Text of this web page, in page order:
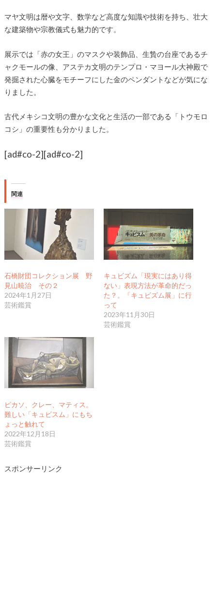
マヤ文明は暦や文字、数学など高度な知識や技術を持ち、壮大
な建築物や宗教儀式も魅力的です。
展示では「赤の女王」のマスクや装飾品、生贄の台座であるチ
ャクモールの像、アステカ文明のテンプロ・マヨール大神殿で
発掘された心臓をモチーフにした金のペンダントなどが気にな
りました。
古代メキシコ文明の豊かな文化と生活の一部である「トウモロ
コシ」の重要性も分かりました。
[ad#co-2][ad#co-2]
関連
石橋財団コレクション展 野
見山暁治 その２
2024年1月27日
芸術鑑賞
キュビズム「現実にはあり得
ない」表現方法が革命的だっ
た？。「キュビズム展」に行
って
2023年11月30日
芸術鑑賞
ピカソ、クレー、マティス。
難しい「キュビスム」にもち
ょっと触れて
2022年12月18日
芸術鑑賞
スポンサーリンク